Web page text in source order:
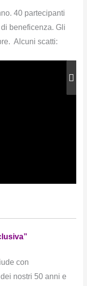
40 partecipanti
beneficenza. Gli
Alcuni scatti:
con
nostri 50 anni e